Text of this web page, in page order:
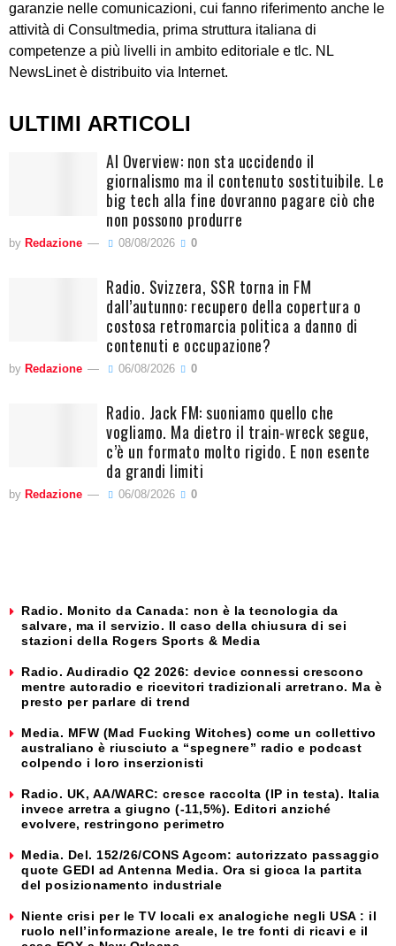
garanzie nelle comunicazioni, cui fanno riferimento anche le
attività di Consultmedia, prima struttura italiana di
competenze a più livelli in ambito editoriale e tlc. NL
NewsLinet è distribuito via Internet.
ULTIMI ARTICOLI
AI Overview: non sta uccidendo il
giornalismo ma il contenuto sostituibile. Le
big tech alla fine dovranno pagare ciò che
non possono produrre
by Redazione 08/08/2026 0
Radio. Svizzera, SSR torna in FM
dall’autunno: recupero della copertura o
costosa retromarcia politica a danno di
contenuti e occupazione?
by Redazione 06/08/2026 0
Radio. Jack FM: suoniamo quello che
vogliamo. Ma dietro il train-wreck segue,
c’è un formato molto rigido. E non esente
da grandi limiti
by Redazione 06/08/2026 0
Radio. Monito da Canada: non è la tecnologia da
salvare, ma il servizio. Il caso della chiusura di sei
stazioni della Rogers Sports & Media
Radio. Audiradio Q2 2026: device connessi crescono
mentre autoradio e ricevitori tradizionali arretrano. Ma è
presto per parlare di trend
Media. MFW (Mad Fucking Witches) come un collettivo
australiano è riusciuto a “spegnere” radio e podcast
colpendo i loro inserzionisti
Radio. UK, AA/WARC: cresce raccolta (IP in testa). Italia
invece arretra a giugno (-11,5%). Editori anziché
evolvere, restringono perimetro
Media. Del. 152/26/CONS Agcom: autorizzato passaggio
quote GEDI ad Antenna Media. Ora si gioca la partita
del posizionamento industriale
Niente crisi per le TV locali ex analogiche negli USA : il
ruolo nell’informazione areale, le tre fonti di ricavi e il